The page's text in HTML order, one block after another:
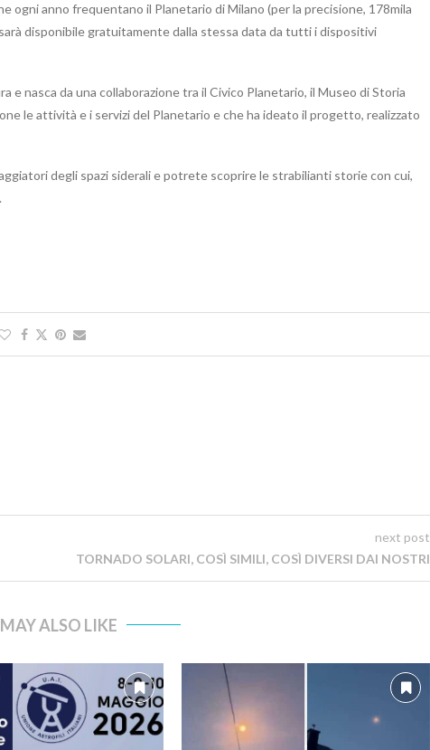
ogni anno frequentano il Planetario di Milano (per la precisione, 178mila
disponibile gratuitamente dalla stessa data da tutti i dispositivi
e nasca da una collaborazione tra il Civico Planetario, il Museo di Storia
le attività e i servizi del Planetario e che ha ideato il progetto, realizzato
degli spazi siderali e potrete scoprire le strabilianti storie con cui,
next post
TORNADO SOLARI, COSÌ SIMILI, COSÌ DIVERSI DAI NOSTRI
ALSO LIKE